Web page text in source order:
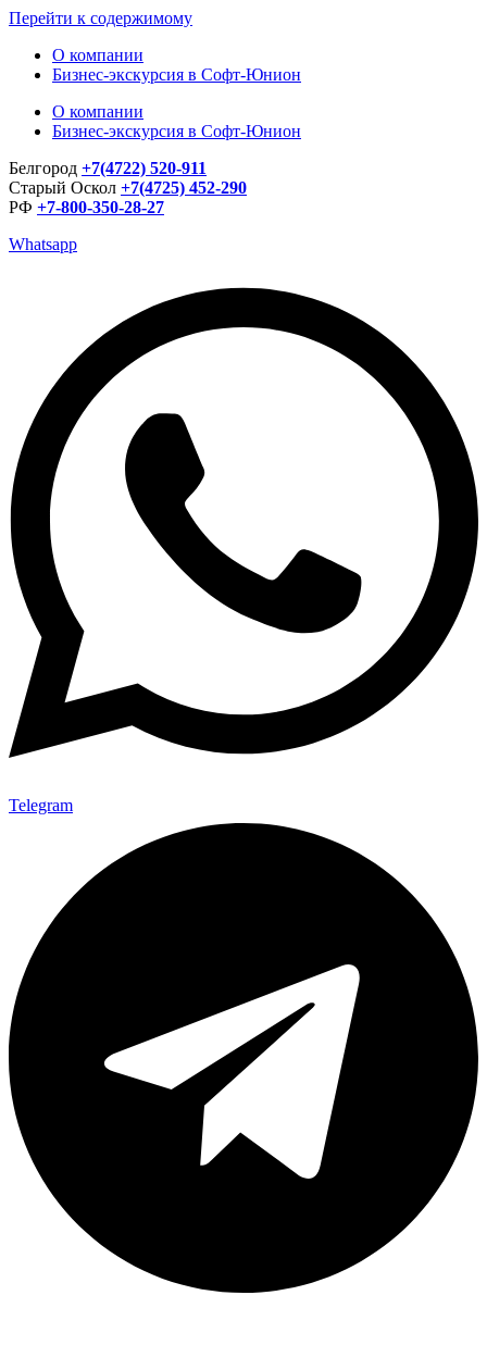
Перейти к содержимому
О компании
Бизнес-экскурсия в Софт-Юнион
О компании
Бизнес-экскурсия в Софт-Юнион
Белгород +7(4722) 520-911
Старый Оскол +7(4725) 452-290
РФ +7-800-350-28-27
Whatsapp
Telegram